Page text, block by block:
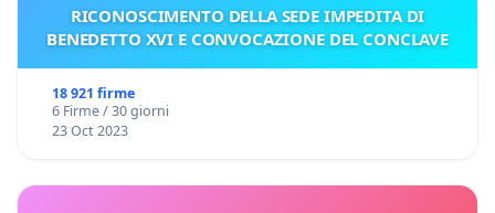
RICONOSCIMENTO DELLA SEDE IMPEDITA DI
BENEDETTO XVI E CONVOCAZIONE DEL CONCLAVE
18 921 firme
6 Firme / 30 giorni
23 Oct 2023